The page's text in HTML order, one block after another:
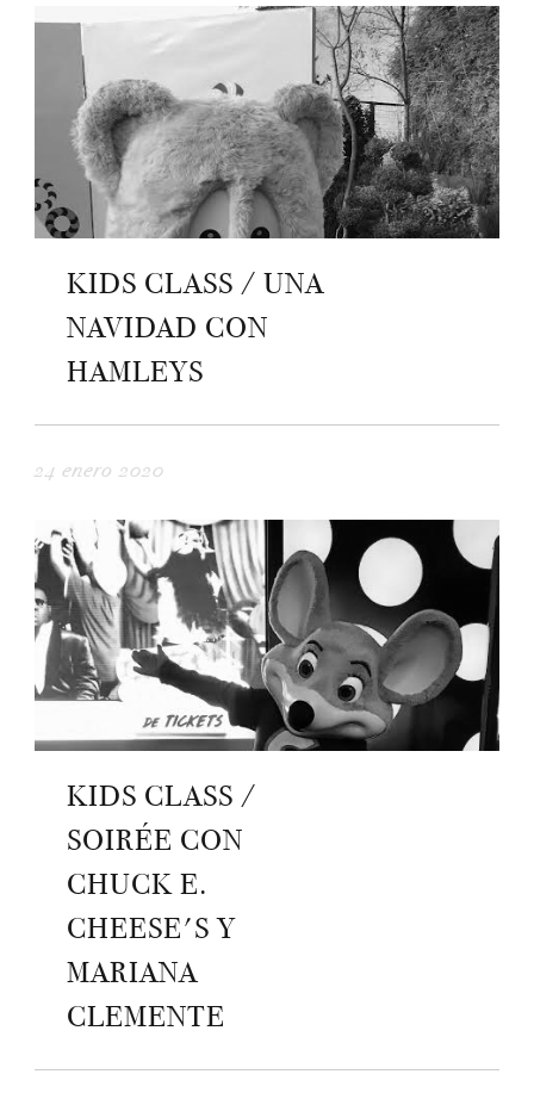
KIDS CLASS / UNA
NAVIDAD CON
HAMLEYS
24 enero 2020
KIDS CLASS /
SOIRÉE CON
CHUCK E.
CHEESE'S Y
MARIANA
CLEMENTE